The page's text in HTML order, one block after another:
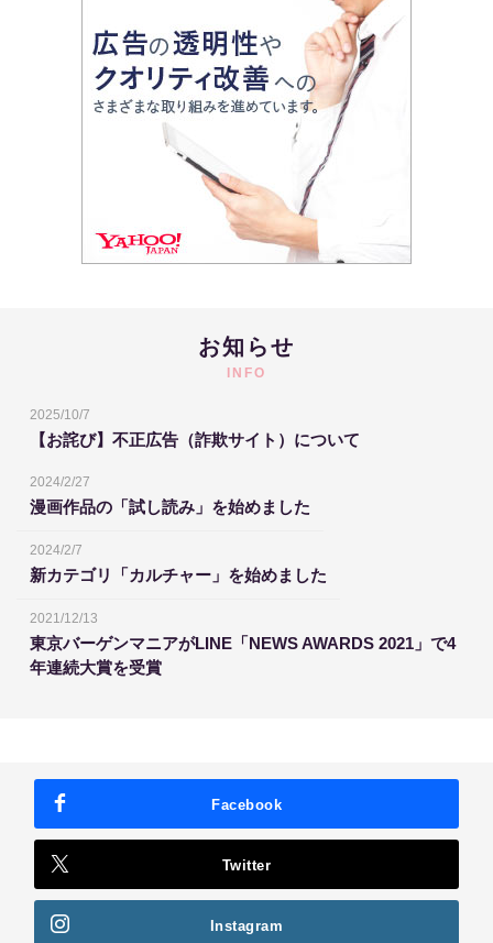
お知らせ
INFO
2025/10/7
【お詫び】不正広告（詐欺サイト）について
2024/2/27
漫画作品の「試し読み」を始めました
2024/2/7
新カテゴリ「カルチャー」を始めました
2021/12/13
東京バーゲンマニアがLINE「NEWS AWARDS 2021」で4
年連続大賞を受賞
Facebook
Twitter
Instagram